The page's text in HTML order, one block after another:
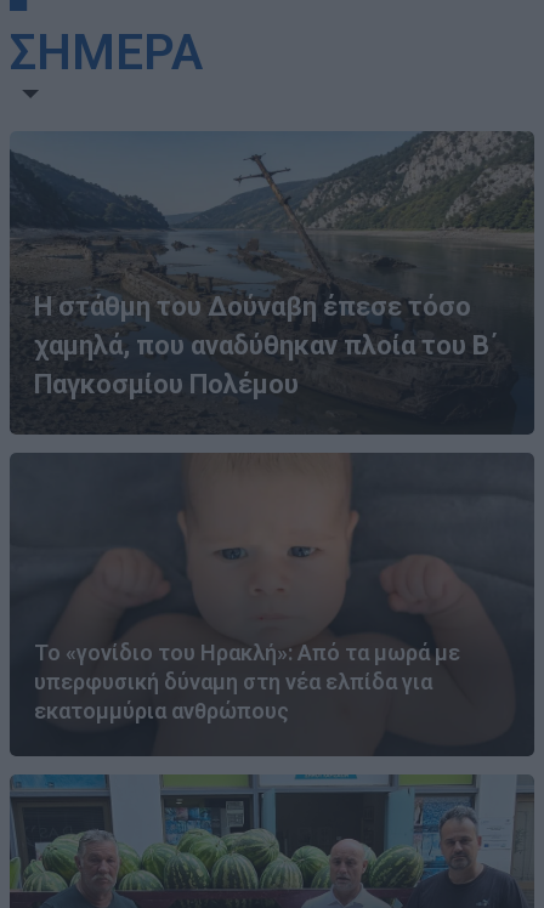
ΣΗΜΕΡΑ
Η στάθμη του Δούναβη έπεσε τόσο
χαμηλά, που αναδύθηκαν πλοία του Β΄
Παγκοσμίου Πολέμου
Το «γονίδιο του Ηρακλή»: Από τα μωρά με
υπερφυσική δύναμη στη νέα ελπίδα για
εκατομμύρια ανθρώπους